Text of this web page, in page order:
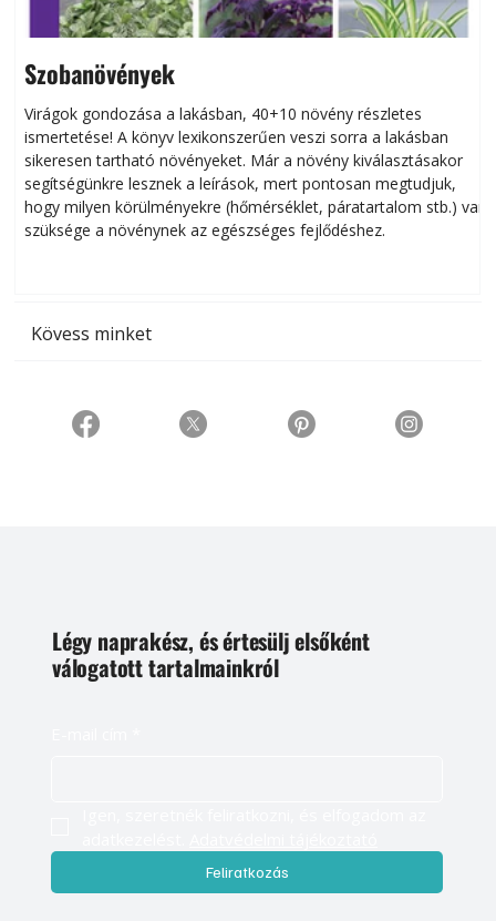
Szobanövények
Virágok gondozása a lakásban, 40+10 növény részletes
ismertetése! A könyv lexikonszerűen veszi sorra a lakásban
sikeresen tart­ha­tó növényeket. Már a növény kiválasztásakor
segítségünkre lesznek a leírások, mert pontosan megtudjuk,
hogy milyen körülményekre (hőmérséklet, páratartalom stb.) van
szüksége a növénynek az egészséges fejlődéshez.
Kövess minket
Légy naprakész, és értesülj elsőként
válogatott tartalmainkról
Feliratkozás